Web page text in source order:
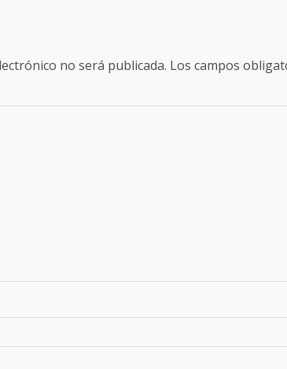
no será publicada. Los campos